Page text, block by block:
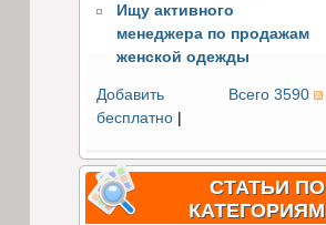
Ищу активного
менеджера по продажам
женской одежды
Всего 3590
Добавить
бесплатно|
СТАТЬИ ПО
КАТЕГОРИЯМ